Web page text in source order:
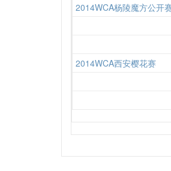
2014WCA杨陵魔方公开
2014WCA西安樱花赛